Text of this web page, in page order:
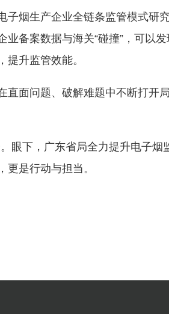
子烟生产企业全链条监管模式研
备案数据与海关“碰撞”，可以
升监管效能。
直面问题、破解难题中不断打开
眼下，广东省局全力提升电子烟
是行动与担当。